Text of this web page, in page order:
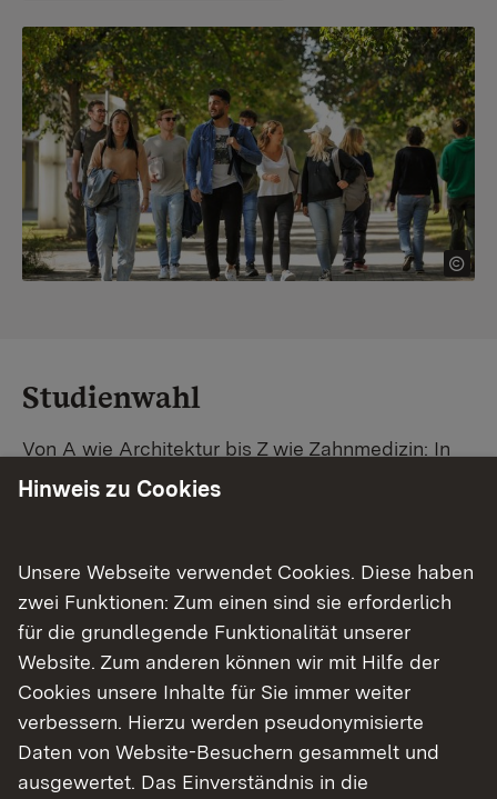
Studienwahl
Von A wie Architektur bis Z wie Zahnmedizin: In
Baden-Württemberg warten unzählige
Studiengangsuche schnell den passenden
Studienplatz. Außerdem gibt's eine Schritt-für-
Schritt-Anleitung zu deinem Traum-Studium.
Finde dein Studium in Baden-Württemberg
Hinweis zu Cookies
Unsere Webseite verwendet Cookies. Diese haben
zwei Funktionen: Zum einen sind sie erforderlich
für die grundlegende Funktionalität unserer
Website. Zum anderen können wir mit Hilfe der
Cookies unsere Inhalte für Sie immer weiter
verbessern. Hierzu werden pseudonymisierte
Daten von Website-Besuchern gesammelt und
ausgewertet. Das Einverständnis in die